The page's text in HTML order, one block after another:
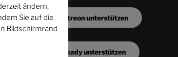
Projekt via Patreon unterstützen
Projekt via Steady unterstützen
ändern,
Sie auf die
Bildschirmrand